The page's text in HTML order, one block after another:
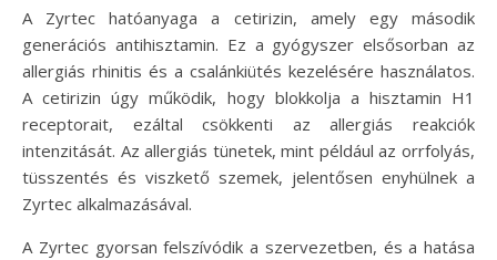
A Zyrtec hatóanyaga a cetirizin, amely egy második
generációs antihisztamin. Ez a gyógyszer elsősorban az
allergiás rhinitis és a csalánkiütés kezelésére használatos.
A cetirizin úgy működik, hogy blokkolja a hisztamin H1
receptorait, ezáltal csökkenti az allergiás reakciók
intenzitását. Az allergiás tünetek, mint például az orrfolyás,
tüsszentés és viszkető szemek, jelentősen enyhülnek a
Zyrtec alkalmazásával.
A Zyrtec gyorsan felszívódik a szervezetben, és a hatása